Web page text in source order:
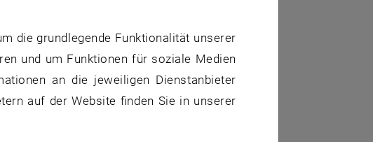
die grundlegende Funktionalität unserer
und um Funktionen für soziale Medien
an die jeweiligen Dienstanbieter
auf der Website finden Sie in unserer